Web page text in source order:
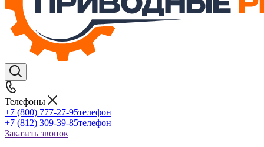
Телефоны
+7 (800) 777-27-95телефон
+7 (812) 309-39-85телефон
Заказать звонок